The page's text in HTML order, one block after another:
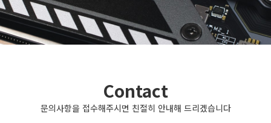
Contact
문의사항을 접수해주시면 친절히 안내해 드리겠습니다